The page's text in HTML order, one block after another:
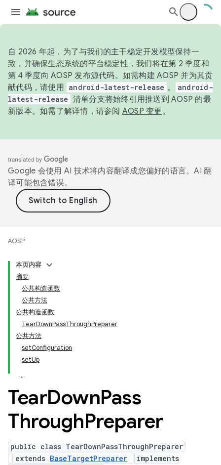
自 2026 年起，为了与我们的主干稳定开发模型保持一
致，并确保生态系统的平台稳定性，我们将在第 2 季度和
第 4 季度向 AOSP 发布源代码。如需构建 AOSP 并为其贡
献代码，请使用 android-latest-release 。
android-
latest-release 清单分支将始终引用推送到 AOSP 的最
新版本。如需了解详情，请参阅 AOSP 变更。
Google 会使用 AI 技术将内容翻译成您偏好的语言。AI 翻
译可能包含错误。
AOSP
本页内容
摘要
公共构造函数
公共方法
公共构造函数
TearDownPassThroughPreparer
公共方法
setConfiguration
setUp
TearDownPass
ThroughPreparer
public class TearDownPassThroughPreparer
extends BaseTargetPreparer
implements